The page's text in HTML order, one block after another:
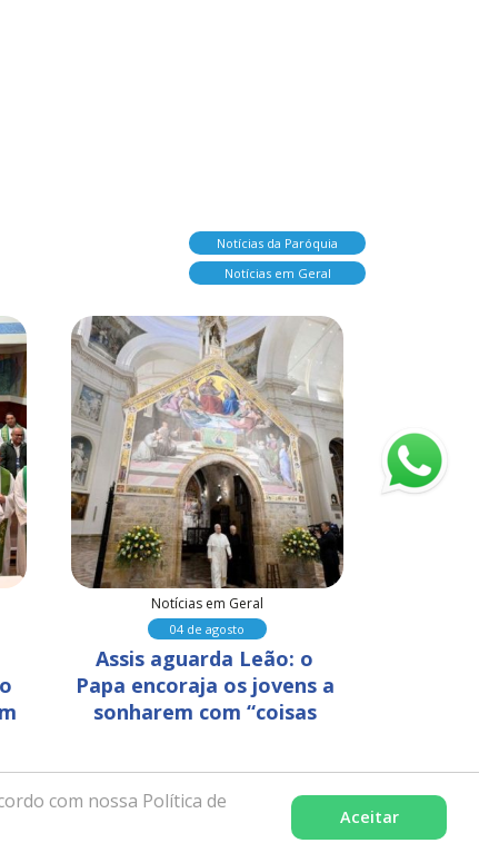
com nossa Política de
Aceitar
Notícias da Paróquia
Notícias em Geral
Notícias em Geral
04 de agosto
Assis aguarda Leão: o
Papa encoraja os jovens a
sonharem com “coisas
pela